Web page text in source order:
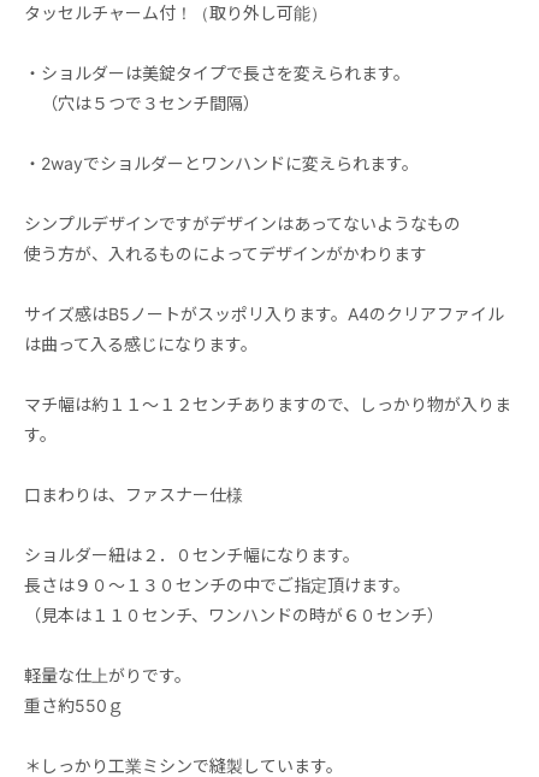
タッセルチャーム付！（取り外し可能）
・ショルダーは美錠タイプで長さを変えられます。
（穴は５つで３センチ間隔）
・2wayでショルダーとワンハンドに変えられます。
シンプルデザインですがデザインはあってないようなもの
使う方が、入れるものによってデザインがかわります
サイズ感はB5ノートがスッポリ入ります。A4のクリアファイル
は曲って入る感じになります。
マチ幅は約１１～１２センチありますので、しっかり物が入りま
す。
口まわりは、ファスナー仕様
ショルダー紐は２．０センチ幅になります。
長さは９０～１３０センチの中でご指定頂けます。
（見本は１１０センチ、ワンハンドの時が６０センチ）
軽量な仕上がりです。
重さ約550ｇ
＊しっかり工業ミシンで縫製しています。